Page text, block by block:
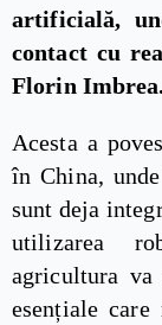
artificială,
contact cu
Florin Imbrea.
Acesta a
în China,
sunt deja
utilizarea
agricultura
esențiale